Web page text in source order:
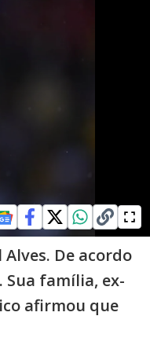
De acordo
Sua família, ex-
afirmou que